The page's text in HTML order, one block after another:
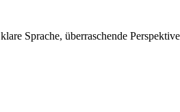
Sprache, überraschende